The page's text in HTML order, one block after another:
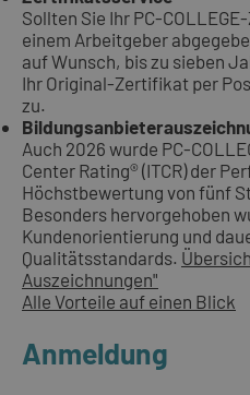
Sollten Sie Ihr PC-
einem Arbeitgeber
auf Wunsch, bis zu sieben
Ihr Original-Zertifikat per
zu.
Auch 2026 wurde PC-
Center Rating® (ITCR) der
Höchstbewertung von fünf
Besonders hervorgehoben
Kundenorientierung und
Qualitätsstandards.
Auszeichnungen"
Alle Vorteile auf einen Blick
Anmeldung